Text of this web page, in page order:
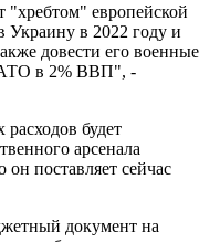
"хребтом" европейской
Украину в 2022 году и
довести его военные
в 2% ВВП", -
будет
арсенала
поставляет сейчас
документ на